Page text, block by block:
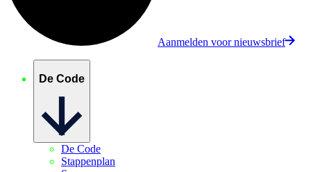
Aanmelden voor nieuwsbrief
De Code
De Code
Stappenplan